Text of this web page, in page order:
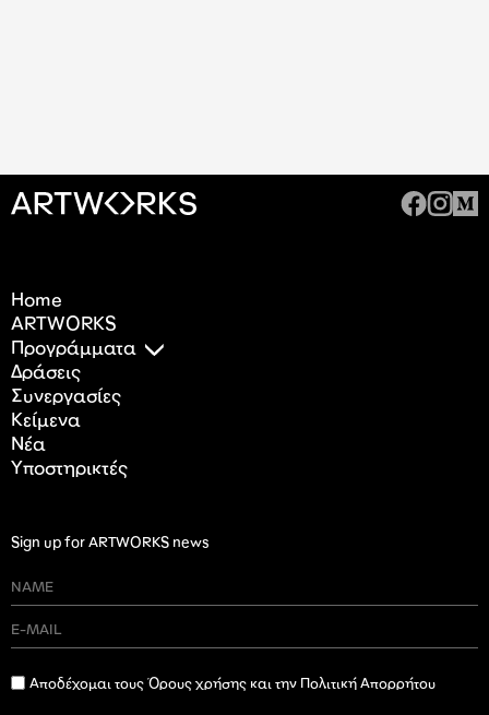
Home
ARTWORKS
Προγράμματα
Δράσεις
Συνεργασίες
Κείμενα
Nέα
Υποστηρικτές
Sign up for ARTWORKS news
Αποδέχομαι τους Όρους χρήσης και την Πολιτική Απορρήτου